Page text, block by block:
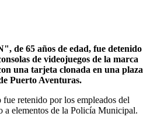
de 65 años de edad, fue detenido
de videojuegos de la marca
una tarjeta clonada en una plaza
Puerto Aventuras.
retenido por los empleados del
a elementos de la Policía Municipal.